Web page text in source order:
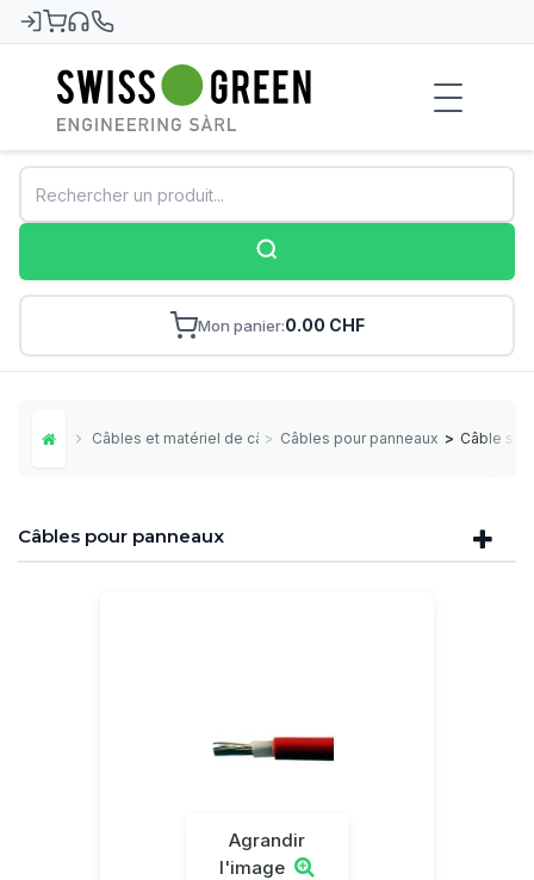
Swiss-Green
Mon panier 0.00 CHF
Home Câbles et matériel de câblage
> Câbles pour panneaux > Câble
Câbles pour panneaux
Agrandir
l'image